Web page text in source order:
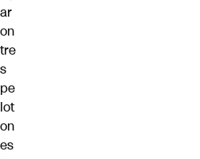
ar
on
tre
s
pe
lot
on
es